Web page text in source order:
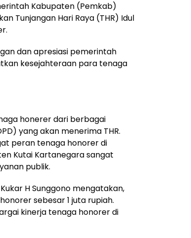
Kabupaten (Pemkab)
Tunjangan Hari Raya (THR) Idul
dan apresiasi pemerintah
kesejahteraan para tenaga
honerer dari berbagai
yang akan menerima THR.
peran tenaga honorer di
Kutai Kartanegara sangat
publik.
H Sunggono mengatakan,
sebesar 1 juta rupiah.
kinerja tenaga honorer di